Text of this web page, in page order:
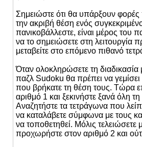
Σημειώστε ότι θα υπάρξουν φορές
την ακριβή θέση ενός
πανικοβάλλεστε, είναι μέρος του
να το σημειώσετε στη λειτουργία
μεταβείτε στο επόμενο πιθανό
Όταν ολοκληρώσετε τη διαδικασία
παζλ Sudoku θα πρέπει να
που βρήκατε τη θέση τους. Τώρα
αριθμό 1 και ξεκινήστε ξανά όλη τη
Αναζητήστε τα τετράγωνα που
να καταλάβετε σύμφωνα με τους
να τοποθετηθεί. Μόλις τελειώσετε
προχωρήστε στον αριθμό 2 και